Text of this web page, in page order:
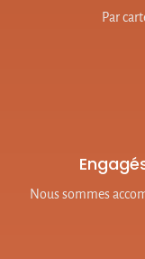
Par
Nous sommes